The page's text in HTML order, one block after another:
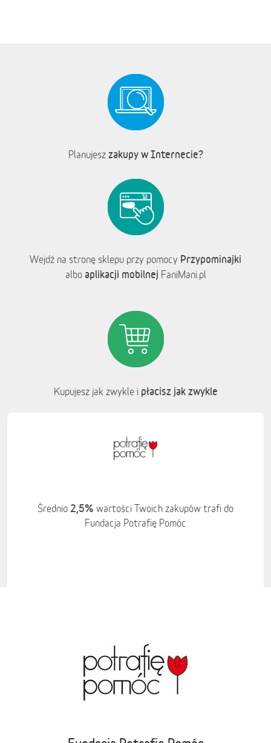
Planujesz zakupy w Internecie?
Wejdź na stronę sklepu przy pomocy Przypominajki
albo aplikacji mobilnej FaniMani.pl
Kupujesz jak zwykle i płacisz jak zwykle
Średnio 2,5% wartości Twoich zakupów trafi do
Fundacja Potrafię Pomóc